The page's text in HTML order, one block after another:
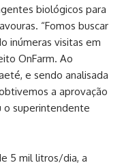
biológicos para
“Fomos buscar
inúmeras visitas em
OnFarm. Ao
e sendo analisada
a aprovação
o superintendente
5 mil litros/dia, a